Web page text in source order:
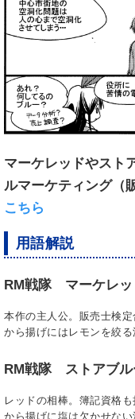
マーケレッドやスト
ルマーケティング（
こちら
用語解説
RM戦隊 マーケレッ
本作の主人公。販売士検
から揚げにはレモンを絞る
RM戦隊 ストアブル
レッドの相棒。簿記資格
から揚げに塩は欠かせない